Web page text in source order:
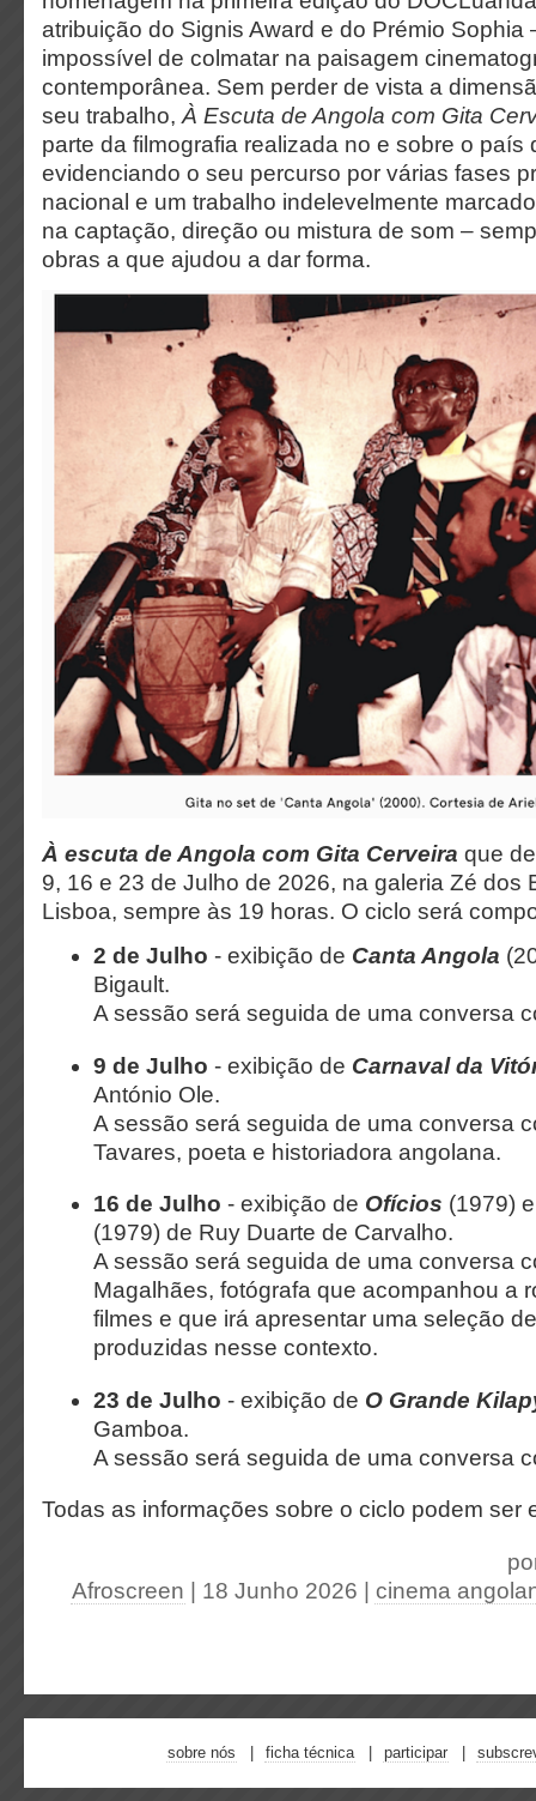
atribuição do Signis Award e do Prémio Sophia
impossível de colmatar na paisagem
contemporânea. Sem perder de vista a
seu trabalho, À Escuta de Angola com Gita
parte da filmografia realizada no e sobre o país
evidenciando o seu percurso por várias fases
nacional e um trabalho indelevelmente
na captação, direção ou mistura de som –
obras a que ajudou a dar forma.
À escuta de Angola com Gita Cerveira que
9, 16 e 23 de Julho de 2026, na galeria Zé dos
Lisboa, sempre às 19 horas. O ciclo será
2 de Julho - exibição de Canta Angola
Bigault.
A sessão será seguida de uma conversa
9 de Julho - exibição de Carnaval da
António Ole.
A sessão será seguida de uma conversa
Tavares, poeta e historiadora angolana.
16 de Julho - exibição de Ofícios (1979)
(1979) de Ruy Duarte de Carvalho.
A sessão será seguida de uma conversa
Magalhães, fotógrafa que acompanhou a
filmes e que irá apresentar uma seleção
produzidas nesse contexto.
23 de Julho - exibição de O Grande
Gamboa.
A sessão será seguida de uma conversa
Todas as informações sobre o ciclo podem ser
Afroscreen | 18 Junho 2026 cinema
sobre nós ficha técnica participar